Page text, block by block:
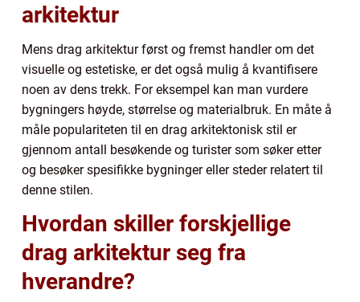
arkitektur
Mens drag arkitektur først og fremst handler om det
visuelle og estetiske, er det også mulig å kvantifisere
noen av dens trekk. For eksempel kan man vurdere
bygningers høyde, størrelse og materialbruk. En måte å
måle populariteten til en drag arkitektonisk stil er
gjennom antall besøkende og turister som søker etter
og besøker spesifikke bygninger eller steder relatert til
denne stilen.
Hvordan skiller forskjellige
drag arkitektur seg fra
hverandre?